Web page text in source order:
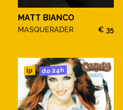
MATT BIANCO
MASQUERADER € 35
lp do 24h